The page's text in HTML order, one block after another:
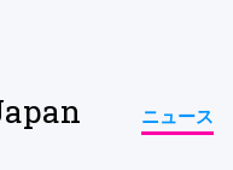
ニュース